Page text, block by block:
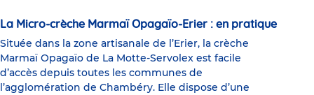
La Micro-crèche Marmaï Opagaïo-Erier : en pratique
Située dans la zone artisanale de l’Erier, la crèche
Marmaï Opagaïo de La Motte-Servolex est facile
d’accès depuis toutes les communes de
l’agglomération de Chambéry. Elle dispose d’une